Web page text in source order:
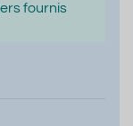
fournis